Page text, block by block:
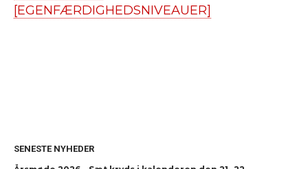
[EGENFÆRDIGHEDSNIVEAUER]
SENESTE NYHEDER